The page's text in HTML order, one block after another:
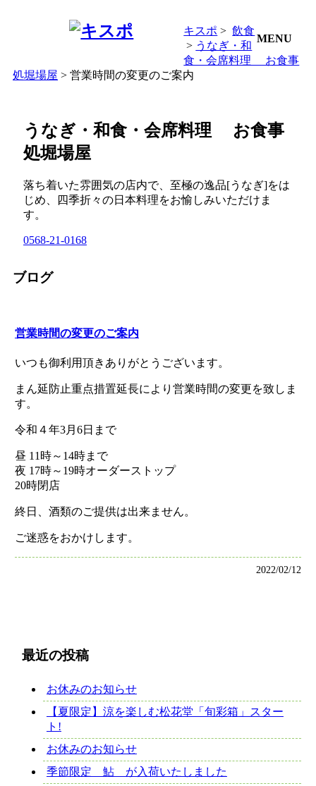
MENU
キスポ >飲食
> うなぎ・和
食・会席料理 お食事
処堀場屋 > 営業時間の変更のご案内
うなぎ・和食・会席料理 お食事
処堀場屋
落ち着いた雰囲気の店内で、至極の逸品[うなぎ]をは
じめ、四季折々の日本料理をお愉しみいただけま
す。
0568-21-0168
ブログ
営業時間の変更のご案内
いつも御利用頂きありがとうございます。
まん延防止重点措置延長により営業時間の変更を致しま
す。
令和４年3月6日まで
昼 11時～14時まで
夜 17時～19時オーダーストップ
20時閉店
終日、酒類のご提供は出来ません。
ご迷惑をおかけします。
2022/02/12
最近の投稿
お休みのお知らせ
【夏限定】涼を楽しむ松花堂「旬彩箱」スター
ト!
お休みのお知らせ
季節限定 鮎 が入荷いたしました